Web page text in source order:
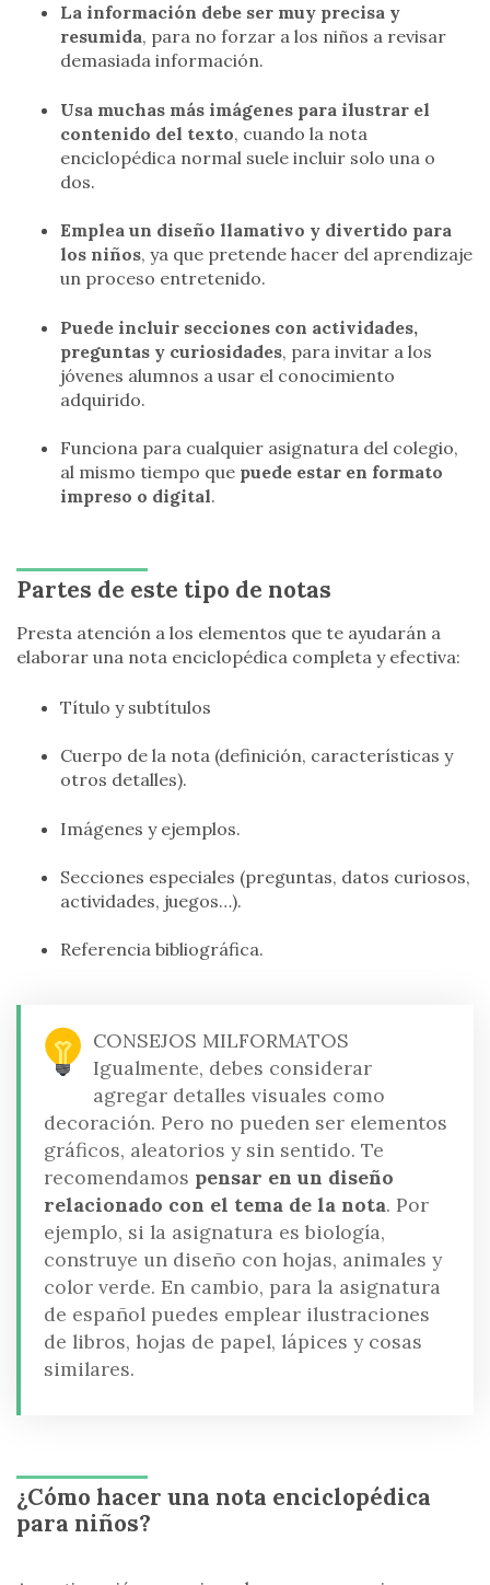
La información debe ser muy precisa y
resumida, para no forzar a los niños a revisar
demasiada información.
Usa muchas más imágenes para ilustrar el
contenido del texto, cuando la nota
enciclopédica normal suele incluir solo una o
dos.
Emplea un diseño llamativo y divertido para
los niños, ya que pretende hacer del aprendizaje
un proceso entretenido.
Puede incluir secciones con actividades,
preguntas y curiosidades, para invitar a los
jóvenes alumnos a usar el conocimiento
adquirido.
Funciona para cualquier asignatura del colegio,
al mismo tiempo que puede estar en formato
impreso o digital.
Partes de este tipo de notas
Presta atención a los elementos que te ayudarán a
elaborar una nota enciclopédica completa y efectiva:
Título y subtítulos
Cuerpo de la nota (definición, características y
otros detalles).
Imágenes y ejemplos.
Secciones especiales (preguntas, datos curiosos,
actividades, juegos…).
Referencia bibliográfica.
CONSEJOS MILFORMATOS
Igualmente, debes considerar
agregar detalles visuales como
decoración. Pero no pueden ser elementos
gráficos, aleatorios y sin sentido. Te
recomendamos pensar en un diseño
relacionado con el tema de la nota. Por
ejemplo, si la asignatura es biología,
construye un diseño con hojas, animales y
color verde. En cambio, para la asignatura
de español puedes emplear ilustraciones
de libros, hojas de papel, lápices y cosas
similares.
¿Cómo hacer una nota enciclopédica
para niños?